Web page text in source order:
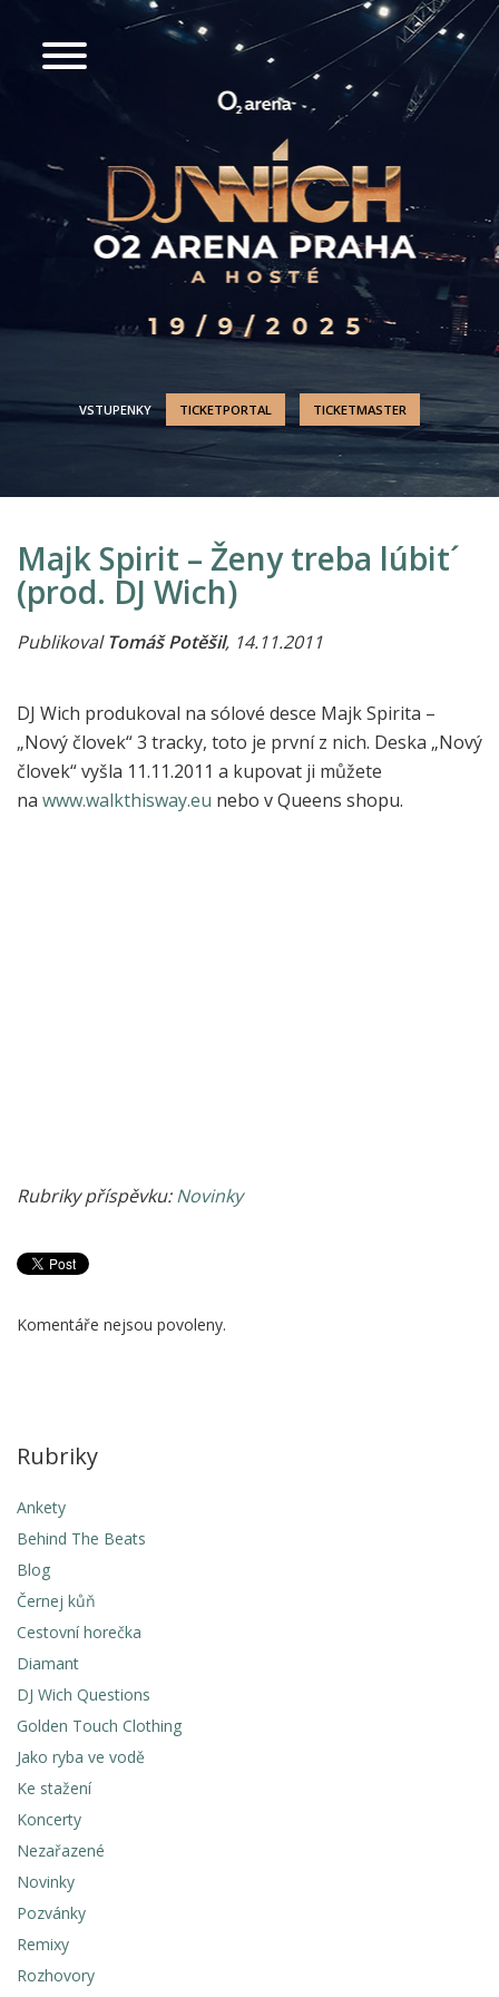
VSTUPENKY TICKETPORTAL TICKETMASTER
Majk Spirit – Ženy treba lúbit´
(prod. DJ Wich)
PublikovalTomáš Potěšil, 14.11.2011
DJ Wich produkoval na sólové desce Majk Spirita –
„Nový človek“ 3 tracky, toto je první z nich. Deska „Nový
človek“ vyšla 11.11.2011 a kupovat ji můžete
na www.walkthisway.eu nebo v Queens shopu.
Rubriky příspěvku:Novinky
Komentáře nejsou povoleny.
Rubriky
Ankety
Behind The Beats
Blog
Černej kůň
Cestovní horečka
Diamant
DJ Wich Questions
Golden Touch Clothing
Jako ryba ve vodě
Ke stažení
Koncerty
Nezařazené
Novinky
Pozvánky
Remixy
Rozhovory